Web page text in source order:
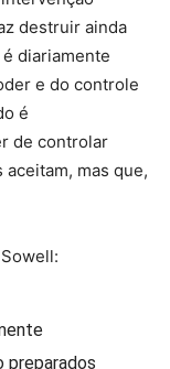
destruir ainda
diariamente
e do controle
é
de controlar
mas que,
preparados